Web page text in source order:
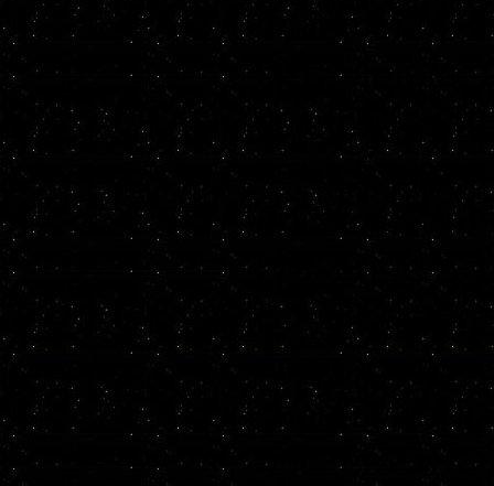
сообщений
у вас будет
странице
Кроме
подписали